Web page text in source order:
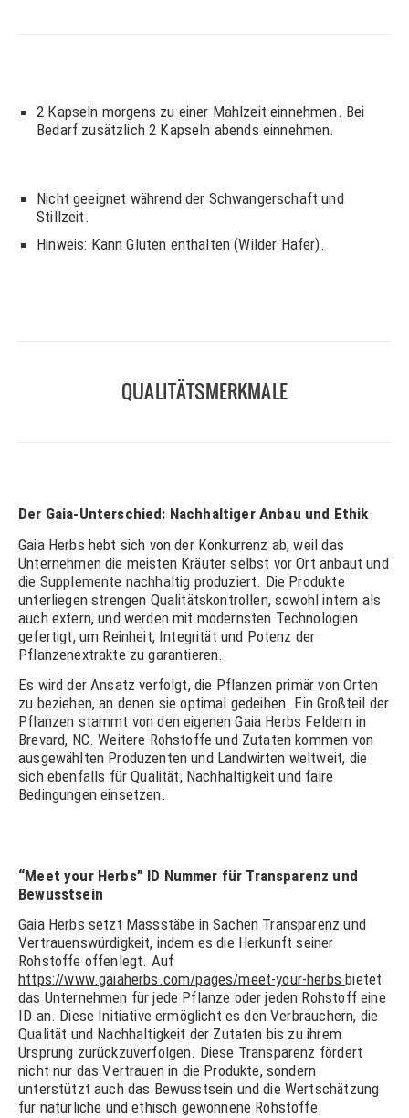
2 Kapseln morgens zu einer Mahlzeit einnehmen. Bei
Bedarf zusätzlich 2 Kapseln abends einnehmen.
Nicht geeignet während der Schwangerschaft und
Stillzeit.
Hinweis: Kann Gluten enthalten (Wilder Hafer).
QUALITÄTSMERKMALE
Der Gaia-Unterschied: Nachhaltiger Anbau und Ethik
Gaia Herbs hebt sich von der Konkurrenz ab, weil das
Unternehmen die meisten Kräuter selbst vor Ort anbaut und
die Supplemente nachhaltig produziert. Die Produkte
unterliegen strengen Qualitätskontrollen, sowohl intern als
auch extern, und werden mit modernsten Technologien
gefertigt, um Reinheit, Integrität und Potenz der
Pflanzenextrakte zu garantieren.
Es wird der Ansatz verfolgt, die Pflanzen primär von Orten
zu beziehen, an denen sie optimal gedeihen. Ein Großteil der
Pflanzen stammt von den eigenen Gaia Herbs Feldern in
Brevard, NC. Weitere Rohstoffe und Zutaten kommen von
ausgewählten Produzenten und Landwirten weltweit, die
sich ebenfalls für Qualität, Nachhaltigkeit und faire
Bedingungen einsetzen.
“Meet your Herbs” ID Nummer für Transparenz und
Bewusstsein
Gaia Herbs setzt Massstäbe in Sachen Transparenz und
Vertrauenswürdigkeit, indem es die Herkunft seiner
Rohstoffe offenlegt. Auf
https://www.gaiaherbs.com/pages/meet-your-herbsbietet
das Unternehmen für jede Pflanze oder jeden Rohstoff eine
ID an. Diese Initiative ermöglicht es den Verbrauchern, die
Qualität und Nachhaltigkeit der Zutaten bis zu ihrem
Ursprung zurückzuverfolgen. Diese Transparenz fördert
nicht nur das Vertrauen in die Produkte, sondern
unterstützt auch das Bewusstsein und die Wertschätzung
für natürliche und ethisch gewonnene Rohstoffe.